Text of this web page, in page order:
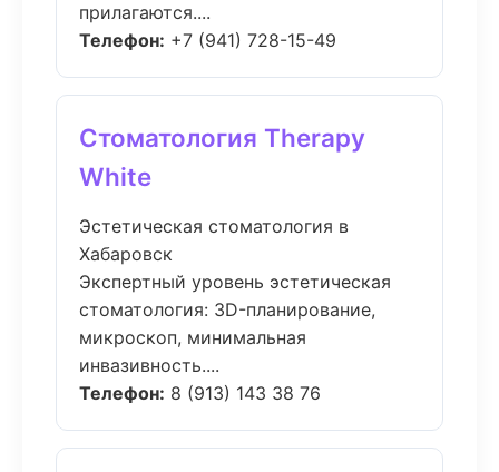
прилагаются....
Телефон: +7 (941) 728-15-49
Стоматология Therapy
White
Эстетическая стоматология в
Хабаровск
Экспертный уровень эстетическая
стоматология: 3D-планирование,
микроскоп, минимальная
инвазивность....
Телефон: 8 (913) 143 38 76